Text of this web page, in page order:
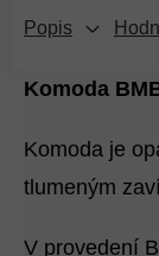
Popis
Komoda
Komoda je
tlumeným
V provedení